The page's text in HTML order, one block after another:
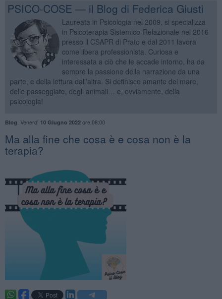
PSICO-COSE — il Blog di Federica Giusti
Laureata in Psicologia nel 2009, si specializza
in Psicoterapia Sistemico-Relazionale nel 2016
presso il CSAPR di Prato e dal 2011 lavora
come libera professionista. Curiosa e
interessata a ciò che le accade intorno, ha da
sempre la passione della narrazione da una
parte, e della lettura dall’altra. Si definisce amante del mare,
delle passeggiate, degli animali… e, ovviamente, della
psicologia!
Blog Venerdì 10 Giugno 2022ore 08:00
​Ma alla fine che cosa è e cosa non è la
terapia?